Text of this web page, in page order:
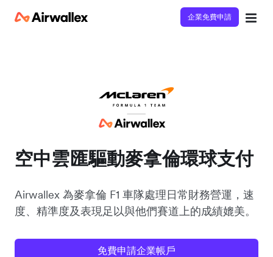
企業免費申請
空中雲匯驅動麥拿倫環球支付
Airwallex 為麥拿倫 F1 車隊處理日常財務營運，速
度、精準度及表現足以與他們賽道上的成績媲美。
免費申請企業帳戶